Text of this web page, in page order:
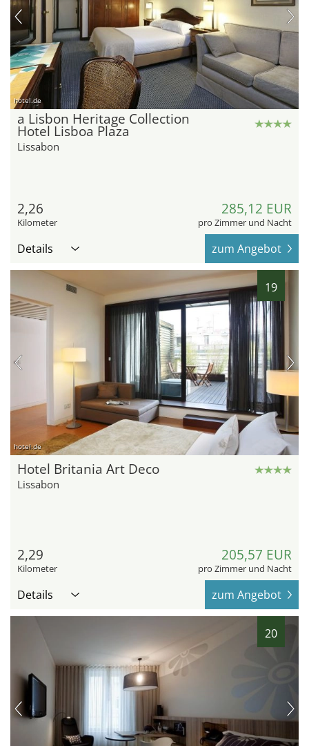
hotel.de
a Lisbon Heritage Collection
Hotel Lisboa Plaza
Lissabon
2,26
Kilometer
285,12 EUR
pro Zimmer und Nacht
Details zum Angebot
19
hotel.de
Hotel Britania Art Deco
Lissabon
2,29
Kilometer
205,57 EUR
pro Zimmer und Nacht
Details zum Angebot
20